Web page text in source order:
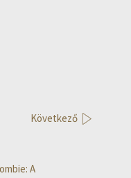
Következő
A